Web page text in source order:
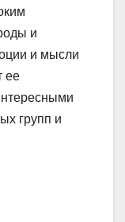
и
и мысли
ее
групп и